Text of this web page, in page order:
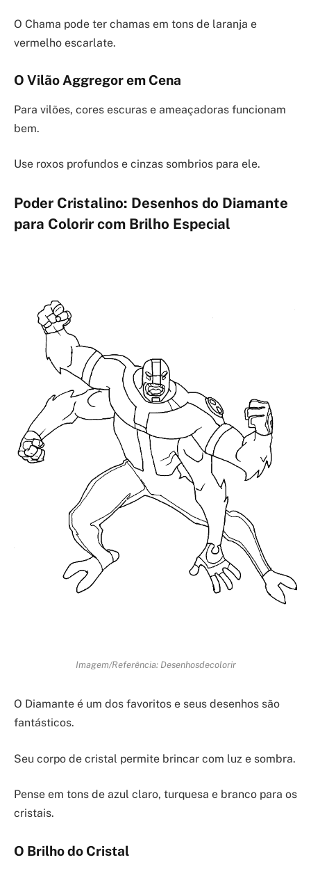
O Chama pode ter chamas em tons de laranja e
vermelho escarlate.
O Vilão Aggregor em Cena
Para vilões, cores escuras e ameaçadoras funcionam
bem.
Use roxos profundos e cinzas sombrios para ele.
Poder Cristalino: Desenhos do Diamante
para Colorir com Brilho Especial
Imagem/Referência: Desenhosdecolorir
O Diamante é um dos favoritos e seus desenhos são
fantásticos.
Seu corpo de cristal permite brincar com luz e sombra.
Pense em tons de azul claro, turquesa e branco para os
cristais.
O Brilho do Cristal